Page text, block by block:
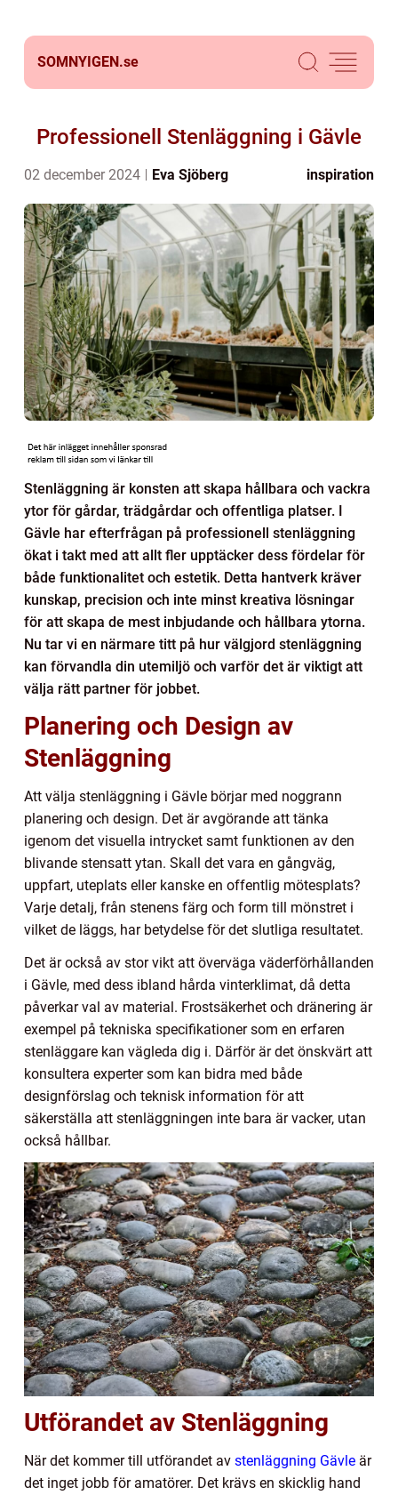
SOMNYIGEN.se
Professionell Stenläggning i Gävle
02 december 2024 Eva Sjöberg inspiration
Stenläggning är konsten att skapa hållbara och vackra
ytor för gårdar, trädgårdar och offentliga platser. I
Gävle har efterfrågan på professionell stenläggning
ökat i takt med att allt fler upptäcker dess fördelar för
både funktionalitet och estetik. Detta hantverk kräver
kunskap, precision och inte minst kreativa lösningar
för att skapa de mest inbjudande och hållbara ytorna.
Nu tar vi en närmare titt på hur välgjord stenläggning
kan förvandla din utemiljö och varför det är viktigt att
välja rätt partner för jobbet.
Planering och Design av
Stenläggning
Att välja stenläggning i Gävle börjar med noggrann
planering och design. Det är avgörande att tänka
igenom det visuella intrycket samt funktionen av den
blivande stensatt ytan. Skall det vara en gångväg,
uppfart, uteplats eller kanske en offentlig mötesplats?
Varje detalj, från stenens färg och form till mönstret i
vilket de läggs, har betydelse för det slutliga resultatet.
Det är också av stor vikt att överväga väderförhållanden
i Gävle, med dess ibland hårda vinterklimat, då detta
påverkar val av material. Frostsäkerhet och dränering är
exempel på tekniska specifikationer som en erfaren
stenläggare kan vägleda dig i. Därför är det önskvärt att
konsultera experter som kan bidra med både
designförslag och teknisk information för att
säkerställa att stenläggningen inte bara är vacker, utan
också hållbar.
Utförandet av Stenläggning
När det kommer till utförandet av stenläggning Gävle är
det inget jobb för amatörer. Det krävs en skicklig hand